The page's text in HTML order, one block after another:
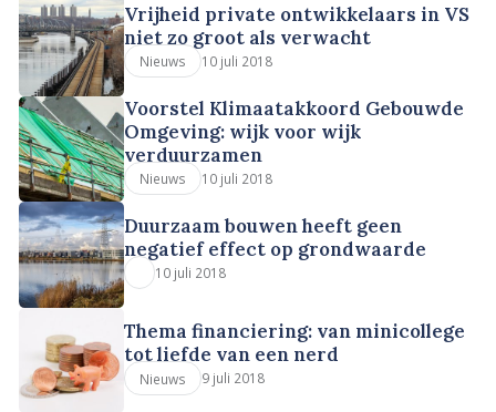
Vrijheid private ontwikkelaars in VS
niet zo groot als verwacht
Nieuws 10 juli 2018
Voorstel Klimaatakkoord Gebouwde
Omgeving: wijk voor wijk
verduurzamen
Nieuws 10 juli 2018
Duurzaam bouwen heeft geen
negatief effect op grondwaarde
10 juli 2018
Thema financiering: van minicollege
tot liefde van een nerd
Nieuws 9 juli 2018